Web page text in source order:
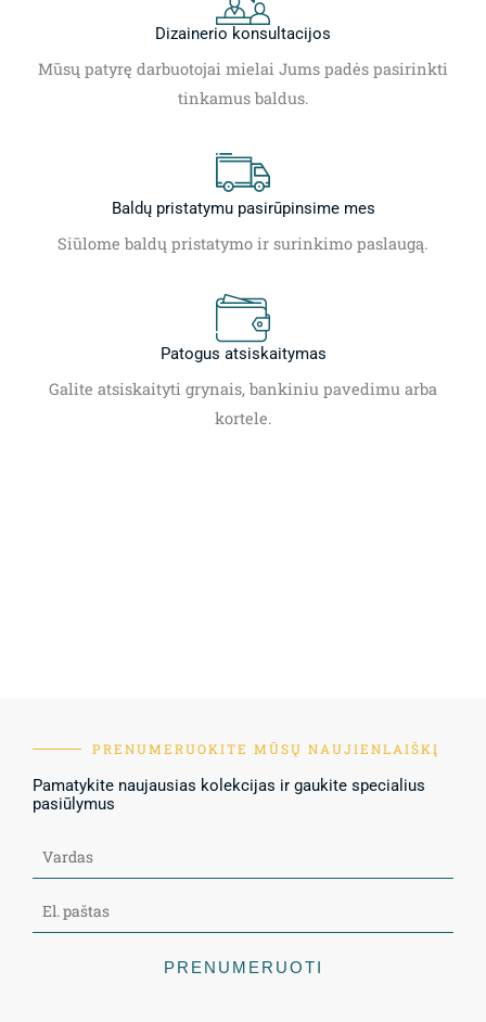
Dizainerio konsultacijos
Mūsų patyrę darbuotojai mielai Jums padės pasirinkti
tinkamus baldus.
Baldų pristatymu pasirūpinsime mes
Siūlome baldų pristatymo ir surinkimo paslaugą.
Patogus atsiskaitymas
Galite atsiskaityti grynais, bankiniu pavedimu arba
kortele.
PRENUMERUOKITE MŪSŲ NAUJIENLAIŠKĮ
Pamatykite naujausias kolekcijas ir gaukite specialius
pasiūlymus
PRENUMERUOTI